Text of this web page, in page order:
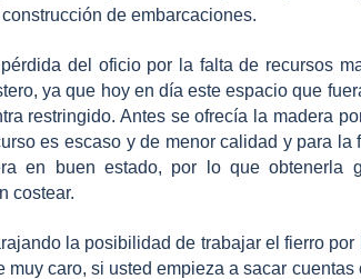
de embarcaciones.
del oficio por la falta de recursos
ya que hoy en día este espacio que
restringido. Antes se ofrecía la madera
es escaso y de menor calidad y para la
en buen estado, por lo que obtenerla
costear.
la posibilidad de trabajar el fierro
muy caro, si usted empieza a sacar cuentas